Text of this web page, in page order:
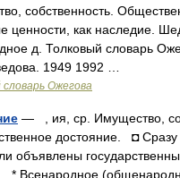
собственность.
ценности, как наследие.
д. Толковый словарь
1949 1992 …
словарь Ожегова
— , ия, ср. Имущество,
достояние. ◘
объявлены
* Всенародное